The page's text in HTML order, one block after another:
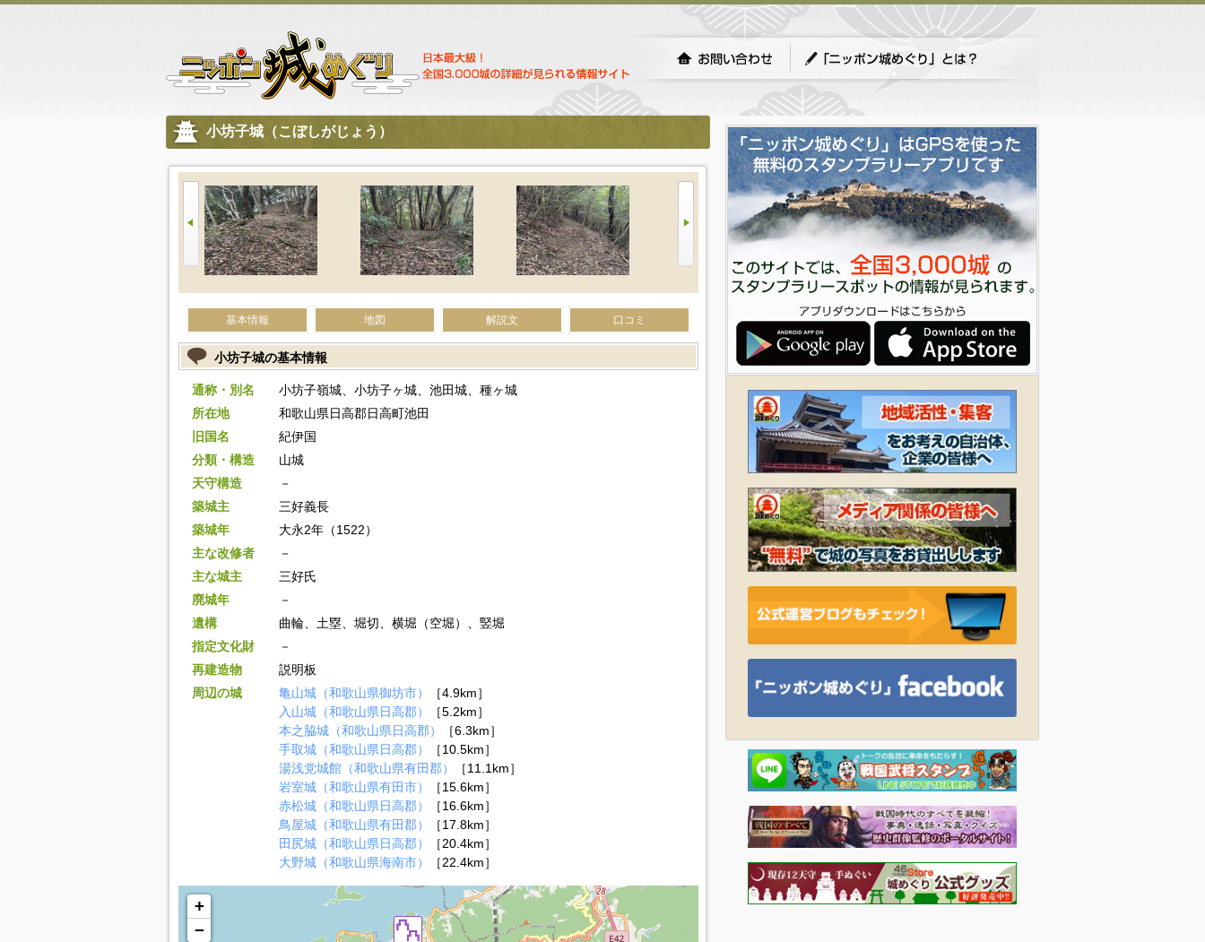
小坊子城（こぼしがじょう）
基本情報 地図 解説文 口コミ
小坊子城の基本情報
通称・別名
小坊子嶺城、小坊子ヶ城、池田城、種ヶ城
所在地
和歌山県日高郡日高町池田
旧国名
紀伊国
分類・構造
山城
天守構造
－
築城主
三好義長
築城年
大永2年（1522）
主な改修者
－
主な城主
三好氏
廃城年
－
遺構
曲輪、土塁、堀切、横堀（空堀）、竪堀
指定文化財
－
再建造物
説明板
周辺の城
亀山城（和歌山県御坊市）
［4.9km］
入山城（和歌山県日高郡）
［5.2km］
本之脇城（和歌山県日高郡）
［6.3km］
手取城（和歌山県日高郡）
［10.5km］
湯浅党城館（和歌山県有田郡）
［11.1km］
岩室城（和歌山県有田市）
［15.6km］
赤松城（和歌山県日高郡）
［16.6km］
鳥屋城（和歌山県有田郡）
［17.8km］
田尻城（和歌山県日高郡）
［20.4km］
大野城（和歌山県海南市）
［22.4km］
+
−